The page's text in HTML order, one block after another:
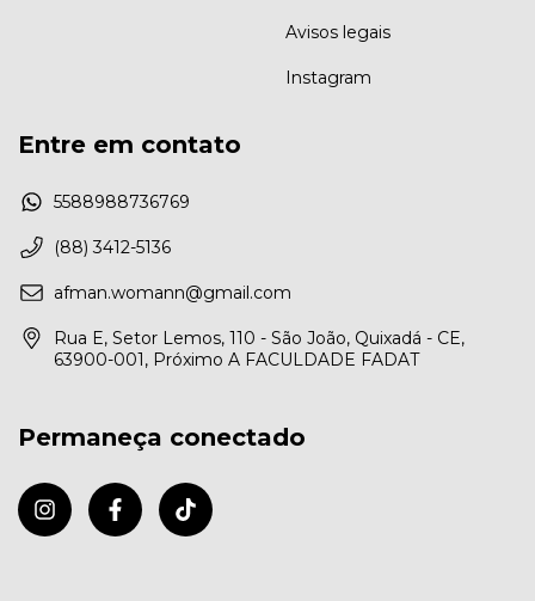
Avisos legais
Instagram
Entre em contato
5588988736769
(88) 3412-5136
afman.womann@gmail.com
Rua E, Setor Lemos, 110 - São João, Quixadá - CE,
63900-001, Próximo A FACULDADE FADAT
Permaneça conectado